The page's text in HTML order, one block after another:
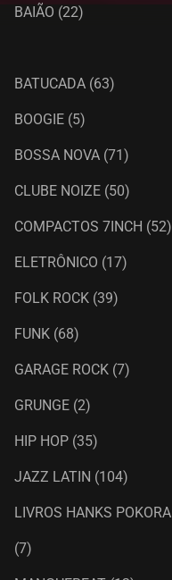
BAIÃO (22)
BATUCADA (63)
BOOGIE (5)
BOSSA NOVA (71)
CLUBE NOIZE (50)
COMPACTOS 7INCH (52)
ELETRÔNICO (17)
FOLK ROCK (39)
FUNK (68)
GARAGE ROCK (7)
GRUNGE (2)
HIP HOP (35)
JAZZ LATIN (104)
LIVROS HANKS POKORA
(7)